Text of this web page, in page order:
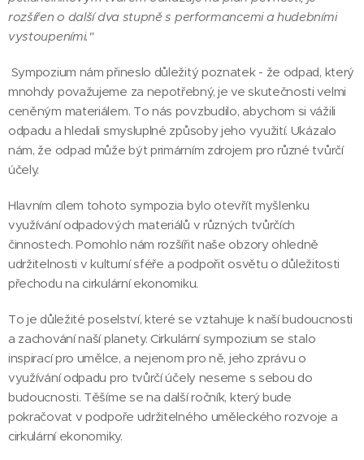
rozšířen o další dva stupně s performancemi a hudebními
vystoupeními."
Sympozium nám přineslo důležitý poznatek - že odpad, který
mnohdy považujeme za nepotřebný, je ve skutečnosti velmi
ceněným materiálem. To nás povzbudilo, abychom si vážili
odpadu a hledali smysluplné způsoby jeho využití. Ukázalo
nám, že odpad může být primárním zdrojem pro různé tvůrčí
účely.
Hlavním cílem tohoto sympozia bylo otevřít myšlenku
využívání odpadových materiálů v různých tvůrčích
činnostech. Pomohlo nám rozšířit naše obzory ohledně
udržitelnosti v kulturní sféře a podpořit osvětu o důležitosti
přechodu na cirkulární ekonomiku.
To je důležité poselství, které se vztahuje k naší budoucnosti
a zachování naší planety. Cirkulární sympozium se stalo
inspirací pro umělce, a nejenom pro ně, jeho zprávu o
využívání odpadu pro tvůrčí účely neseme s sebou do
budoucnosti. Těšíme se na další ročník, který bude
pokračovat v podpoře udržitelného uměleckého rozvoje a
cirkulární ekonomiky.